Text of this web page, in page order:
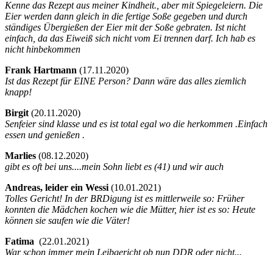
Kenne das Rezept aus meiner Kindheit., aber mit Spiegeleiern. Die
Eier werden dann gleich in die fertige Soße gegeben und durch
ständiges Übergießen der Eier mit der Soße gebraten. Ist nicht
einfach, da das Eiweiß sich nicht vom Ei trennen darf. Ich hab es
nicht hinbekommen
Frank Hartmann (17.11.2020)
Ist das Rezept für EINE Person? Dann wäre das alles ziemlich
knapp!
Birgit (20.11.2020)
Senfeier sind klasse und es ist total egal wo die herkommen .Einfach
essen und genießen .
Marlies (08.12.2020)
gibt es oft bei uns....mein Sohn liebt es (41) und wir auch
Andreas, leider ein Wessi (10.01.2021)
Tolles Gericht! In der BRDigung ist es mittlerweile so: Früher
konnten die Mädchen kochen wie die Mütter, hier ist es so: Heute
können sie saufen wie die Väter!
Fatima (22.01.2021)
War schon immer mein Leibgericht ob nun DDR oder nicht...